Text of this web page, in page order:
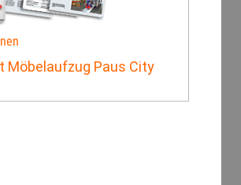
Möbelaufzug Paus City